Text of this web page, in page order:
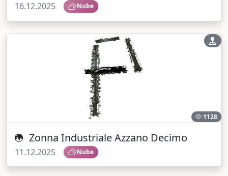
16.12.2025 Nube
1128
Zonna Industriale Azzano Decimo
11.12.2025 Nube